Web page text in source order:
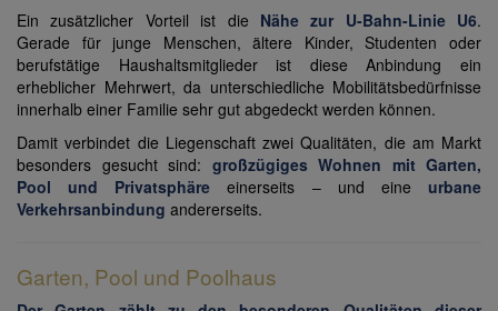
Ein zusätzlicher Vorteil ist die Nähe zur U-Bahn-Linie U6.
Gerade für junge Menschen, ältere Kinder, Studenten oder
berufstätige Haushaltsmitglieder ist diese Anbindung ein
erheblicher Mehrwert, da unterschiedliche Mobilitätsbedürfnisse
innerhalb einer Familie sehr gut abgedeckt werden können.
Damit verbindet die Liegenschaft zwei Qualitäten, die am Markt
besonders gesucht sind: großzügiges Wohnen mit Garten,
Pool und Privatsphäre einerseits – und eine urbane
Verkehrsanbindung andererseits.
Garten, Pool und Poolhaus